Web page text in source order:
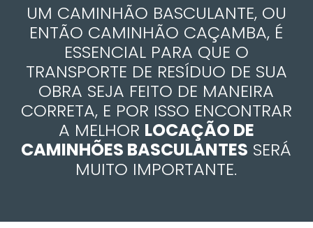
UM CAMINHÃO BASCULANTE, OU
ENTÃO CAMINHÃO CAÇAMBA, É
ESSENCIAL PARA QUE O
TRANSPORTE DE RESÍDUO DE SUA
OBRA SEJA FEITO DE MANEIRA
CORRETA, E POR ISSO ENCONTRAR
A MELHOR LOCAÇÃO DE
CAMINHÕES BASCULANTES SERÁ
MUITO IMPORTANTE.